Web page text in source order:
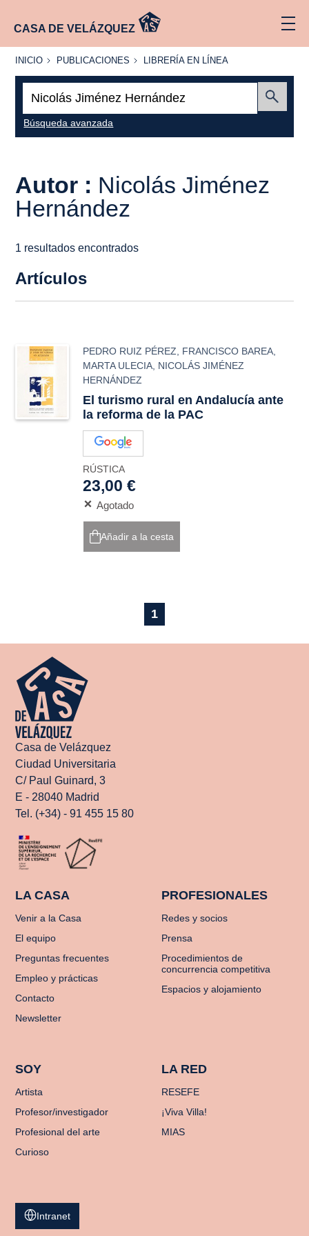
CASA DE VELÁZQUEZ
INICIO
INICIO PUBLICACIONES
PUBLICACIONES
LIBRERÍA
LÍNEA
LIBRERÍA EN LÍNEA
Búsqueda avanzada
Autor : Nicolás Jiménez
Hernández
1 resultados encontrados
Artículos
PEDRO RUIZ PÉREZ FRANCISCO BAREA
MARTA ULECIA NICOLÁS JIMÉNEZ
HERNÁNDEZ
El turismo rural en Andalucía ante
la reforma de la PAC
RÚSTICA
23,00 €
Agotado
Añadir a la cesta
1
Casa de Velázquez
Ciudad Universitaria
C/ Paul Guinard, 3
E - 28040 Madrid
Tel. (+34) - 91 455 15 80
LA CASA
Venir a la Casa
El equipo
Preguntas frecuentes
Empleo y prácticas
Contacto
Newsletter
PROFESIONALES
Redes y socios
Prensa
Procedimientos de
concurrencia competitiva
Espacios y alojamiento
SOY
Artista
Profesor/investigador
Profesional del arte
Curioso
LA RED
RESEFE
¡Viva Villa!
MIAS
Intranet